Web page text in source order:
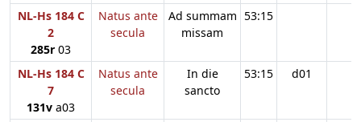
NL-Hs 184 C
2
285r 03
Natus ante
secula
Ad summam
missam
53:15
NL-Hs 184 C
7
131v a03
Natus ante
secula
In die
sancto
53:15 d01